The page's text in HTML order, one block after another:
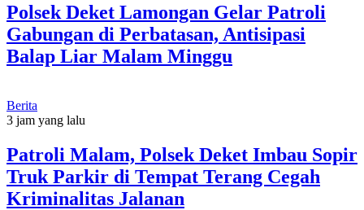
Polsek Deket Lamongan Gelar Patroli
Gabungan di Perbatasan, Antisipasi
Balap Liar Malam Minggu
Berita
3 jam yang lalu
Patroli Malam, Polsek Deket Imbau Sopir
Truk Parkir di Tempat Terang Cegah
Kriminalitas Jalanan